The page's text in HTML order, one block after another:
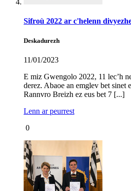
Sifroù 2022 ar c'helenn
Deskadurezh
11/01/2023
E miz Gwengolo 2022, 11 lec’h
derez. Abaoe an emglev bet sinet
Rannvro Breizh ez eus bet 7 [...]
Lenn ar peurrest
0